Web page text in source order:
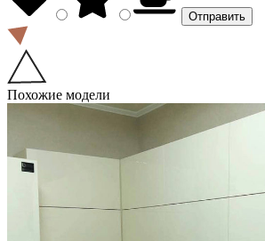
Похожие модели